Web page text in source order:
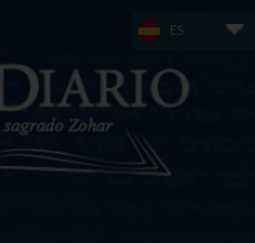
ES